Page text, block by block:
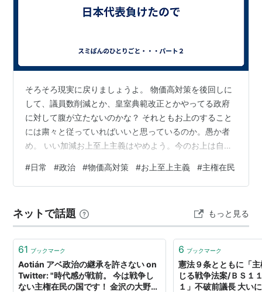
そろそろ現実に戻りましょうよ。 物価高対策を後回しに
して、議員数削減とか、皇室典範改正とかやってる政府
に対して腹が立たないのかな？ それともお上のすること
には粛々と従っていればいいと思っているのか。愚か者
め。 いい加減お上至上主義はやめよう。今のお上は自分
ノーを突き付けていいんだよ。 今、日本中で「戦争反
対、９条守れ」とか、「高市やめろ」とかデモやってる
産に関わってくるからね。関係ないことじゃないよ。自
分の身に降りかかってくるんだよ。 江戸時代の百姓は一
揆を起こしたけど、現代人はその元気すらない…
#日常 #政治 #物価高対策 #お上至上主義 #主権在民
ネットで話題 もっと見る
61 ブックマーク
Aotián アベ政治の継承を許さない on
Twitter: "時代感が戦前。 今は戦争し
ない主権在民の国です！ 金沢の大野湊
6 ブックマーク
憲法９条とともに「
じる戦争法案/ＢＳ１
１」不破前議長 大い